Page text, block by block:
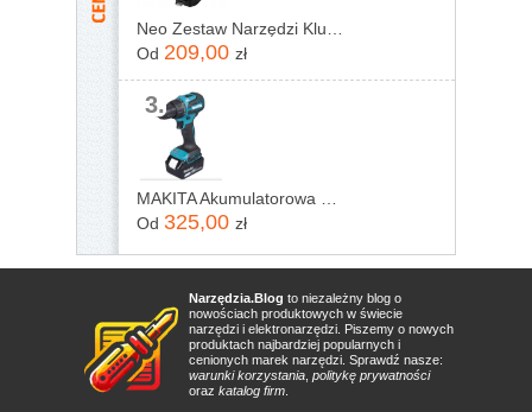
Od 209,00 zł
3.
Od 325,00 zł
Narzędzia.Blog to niezależny blog o
nowościach produktowych w świecie
narzędzi i elektronarzędzi. Piszemy o nowych
produktach najbardziej popularnych i
cenionych marek narzędzi. Sprawdź nasze:
warunki korzystania politykę prywatności
oraz katalog firm